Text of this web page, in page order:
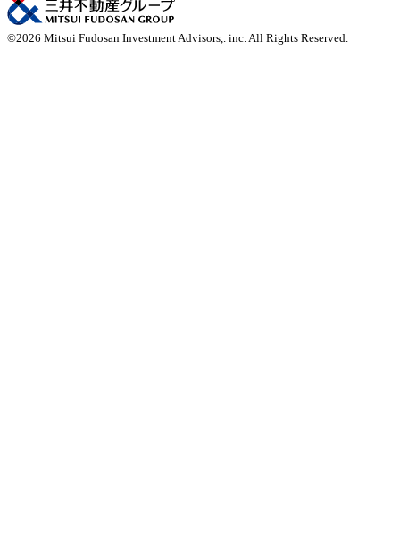
©2026 Mitsui Fudosan Investment Advisors,. inc. All Rights Reserved.